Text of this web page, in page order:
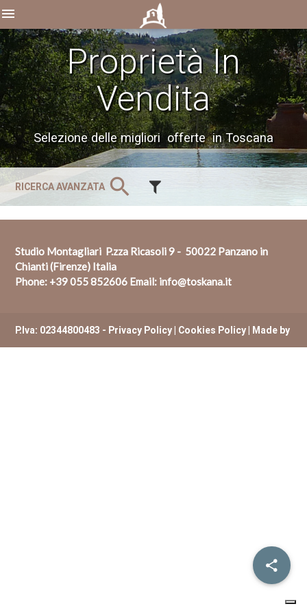
menu
RICERCA AVANZATA search
Proprietà In
Vendita
Selezione delle migliori offerte in Toscana
Studio Montagliari P.zza Ricasoli 9 - 50022 Panzano in
Chianti (Firenze) Italia
Phone: +39 055 852606 Email: info@toskana.it
P.Iva: 02344800483 - Privacy Policy| Cookies Policy| Made by